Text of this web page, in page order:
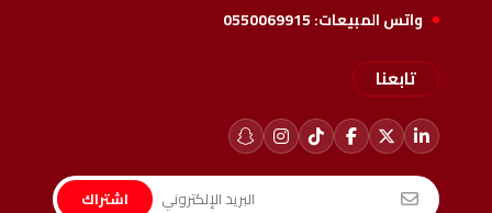
واتس المبيعات:0550069915
تابعنا
اشتراك